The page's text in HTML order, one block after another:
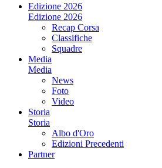
Edizione 2026
Edizione 2026
Recap Corsa
Classifiche
Squadre
Media
Media
News
Foto
Video
Storia
Storia
Albo d'Oro
Edizioni Precedenti
Partner